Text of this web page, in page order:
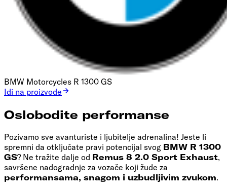
BMW Motorcycles R 1300 GS
Idi na proizvode
Oslobodite performanse
Pozivamo sve avanturiste i ljubitelje adrenalina! Jeste li
spremni da otključate pravi potencijal svog BMW R 1300
GS? Ne tražite dalje od Remus 8 2.0 Sport Exhaust,
savršene nadogradnje za vozače koji žude za
performansama, snagom i uzbudljivim zvukom.